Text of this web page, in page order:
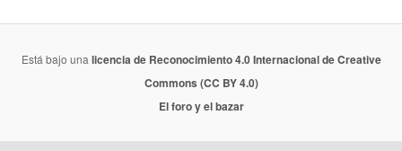
Está bajo una licencia de Reconocimiento 4.0 Internacional de Creative
Commons (CC BY 4.0)
El foro y el bazar